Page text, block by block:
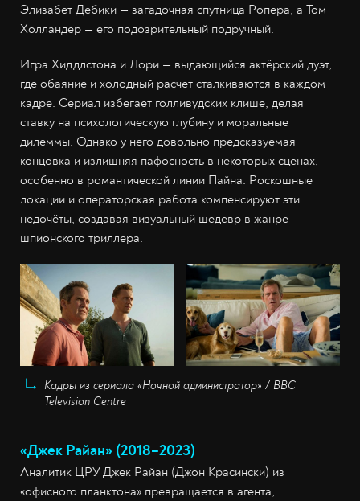
Элизабет Дебики — загадочная спутница Ропера, а Том
Холландер — его подозрительный подручный.
Игра Хиддлстона и Лори — выдающийся актёрский дуэт,
где обаяние и холодный расчёт сталкиваются в каждом
кадре. Сериал избегает голливудских клише, делая
ставку на психологическую глубину и моральные
дилеммы. Однако у него довольно предсказуемая
концовка и излишняя пафосность в некоторых сценах,
особенно в романтической линии Пайна. Роскошные
локации и операторская работа компенсируют эти
недочёты, создавая визуальный шедевр в жанре
шпионского триллера.
Кадры из сериала «Ночной администратор» / BBC
Television Centre
«Джек Райан» (2018–2023)
Аналитик ЦРУ Джек Райан (Джон Красински) из
«офисного планктона» превращается в агента,